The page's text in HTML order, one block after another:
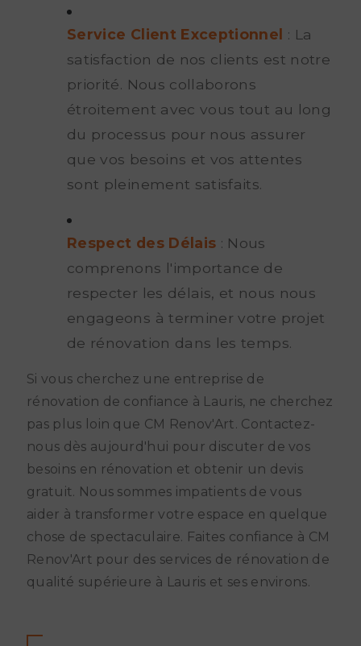
Service Client Exceptionnel
: La
satisfaction de nos clients est notre
priorité. Nous collaborons
étroitement avec vous tout au long
du processus pour nous assurer
que vos besoins et vos attentes
sont pleinement satisfaits.
Respect des Délais : Nous
comprenons l'importance de
respecter les délais, et nous nous
engageons à terminer votre projet
de rénovation dans les temps.
Si vous cherchez une entreprise de
rénovation de confiance à Lauris, ne cherchez
pas plus loin que CM Renov'Art. Contactez-
nous dès aujourd'hui pour discuter de vos
besoins en rénovation et obtenir un devis
gratuit. Nous sommes impatients de vous
aider à transformer votre espace en quelque
chose de spectaculaire. Faites confiance à CM
Renov'Art pour des services de rénovation de
qualité supérieure à Lauris et ses environs.